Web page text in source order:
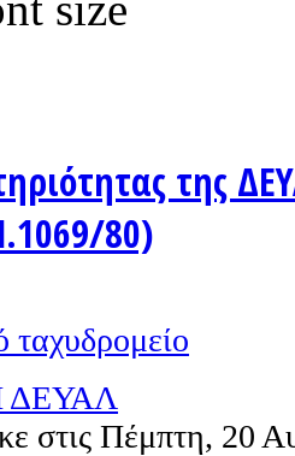
της
80)
ΔΕΥΑΛ
στις Πέμπτη, 20